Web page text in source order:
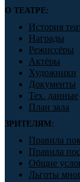
О ТЕАТРЕ:
История
Награды
Режиссёры
Актёры
Художники
Документы
Тех. данные
План зала
ЗРИТЕЛЯМ:
Правила
Правила
Общие
Льготы